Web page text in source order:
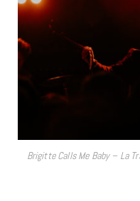
Brigitte Calls Me Baby – La